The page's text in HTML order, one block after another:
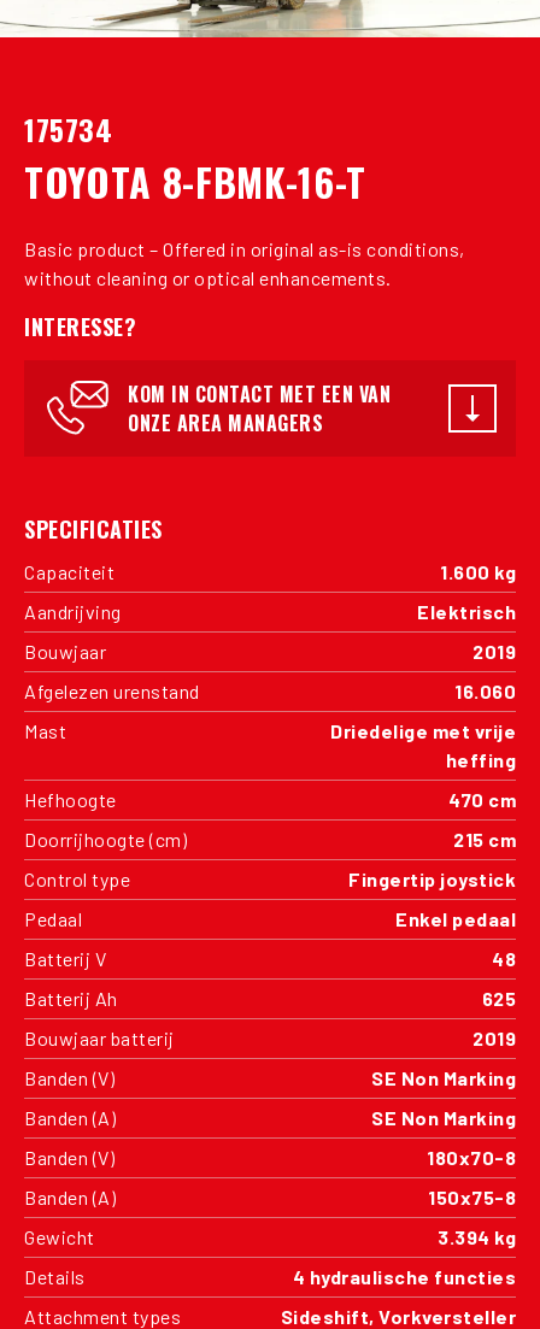
175734
TOYOTA 8-FBMK-16-T
Basic product – Offered in original as-is conditions,
without cleaning or optical enhancements.
INTERESSE?
KOM IN CONTACT MET EEN VAN
ONZE AREA MANAGERS
SPECIFICATIES
Capaciteit
1.600 kg
Aandrijving
Elektrisch
Bouwjaar
2019
Afgelezen urenstand
16.060
Mast
Driedelige met vrije
heffing
Hefhoogte
470 cm
Doorrijhoogte (cm)
215 cm
Control type
Fingertip joystick
Pedaal
Enkel pedaal
Batterij V
48
Batterij Ah
625
Bouwjaar batterij
2019
Banden (V)
SE Non Marking
Banden (A)
SE Non Marking
Banden (V)
180x70-8
Banden (A)
150x75-8
Gewicht
3.394 kg
Details
4 hydraulische functies
Attachment types
Sideshift, Vorkversteller